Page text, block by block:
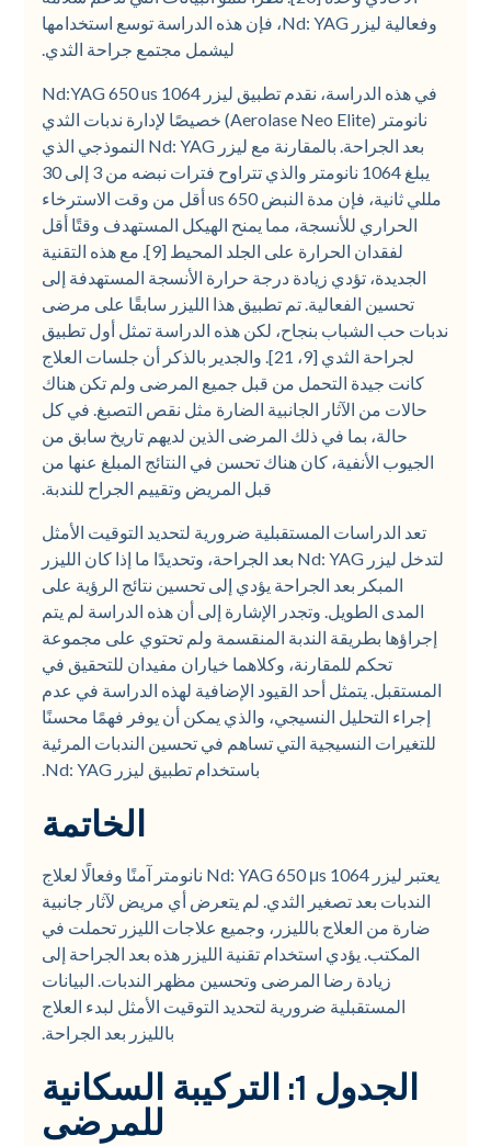
وفعالية ليزر Nd: YAG، فإن هذه الدراسة توسع استخدامها
ليشمل مجتمع جراحة الثدي.
في هذه الدراسة، نقدم تطبيق ليزر Nd:YAG 650 us 1064
نانومتر (Aerolase Neo Elite) خصيصًا لإدارة ندبات الثدي
بعد الجراحة. بالمقارنة مع ليزر Nd: YAG النموذجي الذي
يبلغ 1064 نانومتر والذي تتراوح فترات نبضه من 3 إلى 30
مللي ثانية، فإن مدة النبض 650 us أقل من وقت الاسترخاء
الحراري للأنسجة، مما يمنح الهيكل المستهدف وقتًا أقل
لفقدان الحرارة على الجلد المحيط [9]. مع هذه التقنية
الجديدة، تؤدي زيادة درجة حرارة الأنسجة المستهدفة إلى
تحسين الفعالية. تم تطبيق هذا الليزر سابقًا على مرضى
ندبات حب الشباب بنجاح، لكن هذه الدراسة تمثل أول تطبيق
لجراحة الثدي [9، 21]. والجدير بالذكر أن جلسات العلاج
كانت جيدة التحمل من قبل جميع المرضى ولم تكن هناك
حالات من الآثار الجانبية الضارة مثل نقص التصبغ. في كل
حالة، بما في ذلك المرضى الذين لديهم تاريخ سابق من
الجيوب الأنفية، كان هناك تحسن في النتائج المبلغ عنها من
قبل المريض وتقييم الجراح للندبة.
تعد الدراسات المستقبلية ضرورية لتحديد التوقيت الأمثل
لتدخل ليزر Nd: YAG بعد الجراحة، وتحديدًا ما إذا كان الليزر
المبكر بعد الجراحة يؤدي إلى تحسين نتائج الرؤية على
المدى الطويل. وتجدر الإشارة إلى أن هذه الدراسة لم يتم
إجراؤها بطريقة الندبة المنقسمة ولم تحتوي على مجموعة
تحكم للمقارنة، وكلاهما خياران مفيدان للتحقيق في
المستقبل. يتمثل أحد القيود الإضافية لهذه الدراسة في عدم
إجراء التحليل النسيجي، والذي يمكن أن يوفر فهمًا محسنًا
للتغيرات النسيجية التي تساهم في تحسين الندبات المرئية
باستخدام تطبيق ليزر Nd: YAG.
الخاتمة
يعتبر ليزر Nd: YAG 650 μs 1064 نانومتر آمنًا وفعالًا لعلاج
الندبات بعد تصغير الثدي. لم يتعرض أي مريض لآثار جانبية
ضارة من العلاج بالليزر، وجميع علاجات الليزر تحملت في
المكتب. يؤدي استخدام تقنية الليزر هذه بعد الجراحة إلى
زيادة رضا المرضى وتحسين مظهر الندبات. البيانات
المستقبلية ضرورية لتحديد التوقيت الأمثل لبدء العلاج
بالليزر بعد الجراحة.
الجدول 1: التركيبة السكانية
للمرضى